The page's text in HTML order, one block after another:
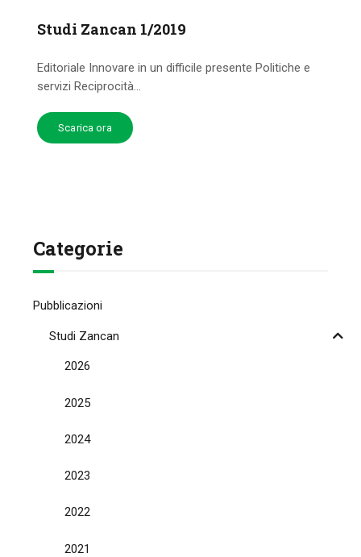
Studi Zancan 1/2019
Editoriale Innovare in un difficile presente Politiche e
servizi Reciprocità...
Scarica ora
Categorie
Pubblicazioni
Studi Zancan
2026
2025
2024
2023
2022
2021